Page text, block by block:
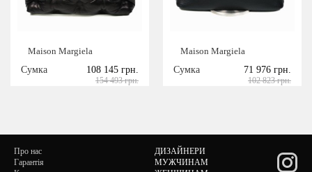
Maison Margiela
Сумка
108 145 грн.
154 493 грн.
Maison Margiela
Сумка
71 976 грн.
102 823 грн.
Про нас
Гарантія
ДИЗАЙНЕРИ
МУЖЧИНАМ